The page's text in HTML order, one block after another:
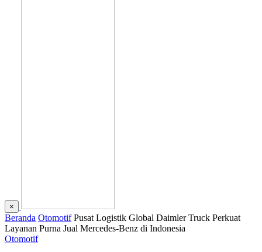
×
Beranda Otomotif Pusat Logistik Global Daimler Truck Perkuat
Layanan Purna Jual Mercedes-Benz di Indonesia
Otomotif